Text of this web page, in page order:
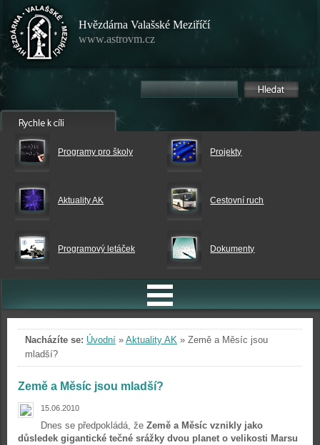
Hvězdárna Valašské Meziříčí
www.astrovm.cz
Programy pro školy Projekty
Aktuality AK Cestovní ruch
Programový letáček Dokumenty
Nacházíte se: Úvodní » Aktuality AK » Země a Měsíc jsou
mladší?
Země a Měsíc jsou mladší?
15.06.2010
Dnes se předpokládá, že Země a Měsíc vznikly jako
důsledek gigantické tečné srážky dvou planet o velikosti Marsu